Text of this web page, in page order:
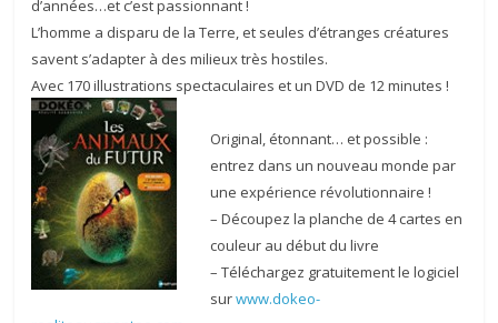
d’années…et c’est passionnant !
L’homme a disparu de la Terre, et seules d’étranges créatures
savent s’adapter à des milieux très hostiles.
Avec 170 illustrations spectaculaires et un DVD de 12 minutes !
Original, étonnant… et possible :
entrez dans un nouveau monde par
une expérience révolutionnaire !
– Découpez la planche de 4 cartes en
couleur au début du livre
– Téléchargez gratuitement le logiciel
surwww.dokeo-